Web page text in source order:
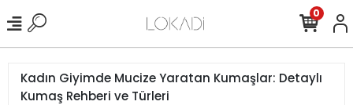
0
Kadın Giyimde Mucize Yaratan Kumaşlar: Detaylı
Kumaş Rehberi ve Türleri